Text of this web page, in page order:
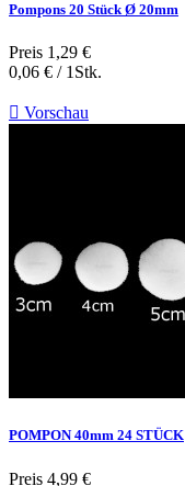
Pompons 20 Stück Ø 20mm
Preis 1,29 €
0,06 € / 1Stk.
 Vorschau
POMPON 40mm 24 STÜCK
Preis 4,99 €